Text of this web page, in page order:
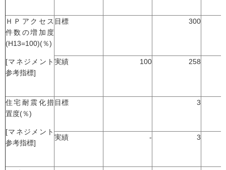
ＨＰアクセス
件数の増加度
(H13=100)(％)
[マネジメント
参考指標]
目標 300
実績 100 258
住宅耐震化措
置度(％)
[マネジメント
参考指標]
目標 3
実績 - 3